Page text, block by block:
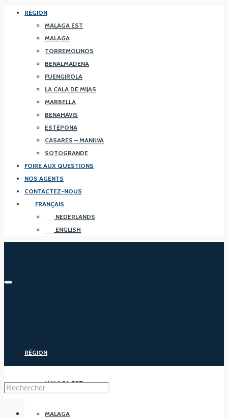
RÉGION
MALAGA EST
MALAGA
TORREMOLINOS
BENALMADENA
FUENGIROLA
LA CALA DE MIJAS
MARBELLA
BENAHAVIS
ESTEPONA
CASARES – MANILVA
SOTOGRANDE
FOIRE AUX QUESTIONS
NOS AGENTS
CONTACTEZ-NOUS
FRANÇAIS
NEDERLANDS
ENGLISH
RÉGION
MALAGA EST
MALAGA